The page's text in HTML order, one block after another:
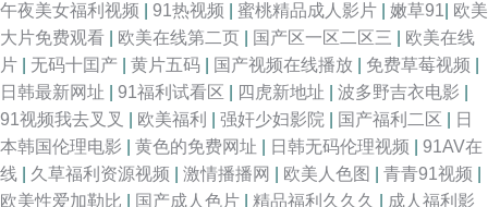
午夜美女福利视频
91热视频 蜜桃精品成人影片 嫩草91 欧美
大片免费观看
欧美在线第二页 国产区一区二区三
欧美在线
片
无码十囯产 黄片五码 国产视频在线播放 免费草莓视频
日韩最新网址
91福利试看区 四虎新地址 波多野吉衣电影
91视频我去叉叉
欧美福利 强奸少妇影院 国产福利二区
日
本韩国伦理电影
黄色的免费网址 日韩无码伦理视频
91AV在
线
久草福利资源视频 激情播播网 欧美人色图 青青91视频
欧美性爱加勒比
国产成人色片 精品福利久久久
成人福利影